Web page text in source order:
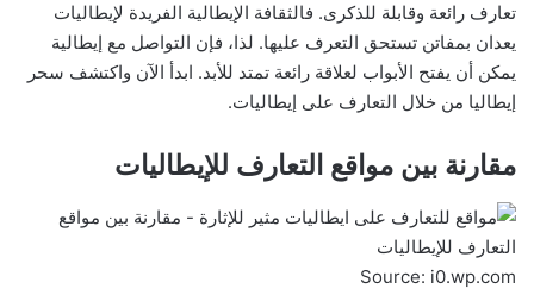
تعارف رائعة وقابلة للذكرى. فالثقافة الإيطالية الفريدة لإيطاليات
يعدان بمفاتن تستحق التعرف عليها. لذا، فإن التواصل مع إيطالية
يمكن أن يفتح الأبواب لعلاقة رائعة تمتد للأبد. ابدأ الآن واكتشف سحر
إيطاليا من خلال التعارف على إيطاليات.
مقارنة بين مواقع التعارف للإيطاليات
Source: i0.wp.com